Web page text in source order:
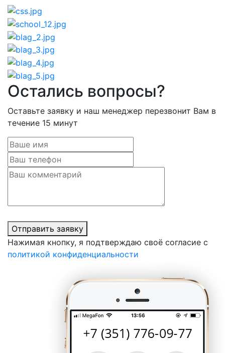
Остались вопросы?
Оставьте заявку и наш менеджер перезвонит Вам в
течение 15 минут
Отправить заявку
Нажимая кнопку, я подтверждаю своё согласие с
политикой конфиденциальности